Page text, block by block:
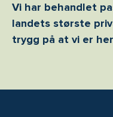
Vi har behandlet
landets største
trygg på at vi er